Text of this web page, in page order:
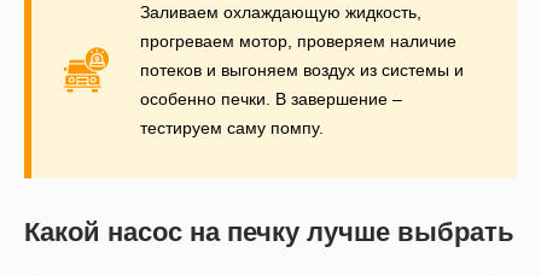
Заливаем охлаждающую жидкость,
прогреваем мотор, проверяем наличие
потеков и выгоняем воздух из системы и
особенно печки. В завершение –
тестируем саму помпу.
Какой насос на печку лучше выбрать